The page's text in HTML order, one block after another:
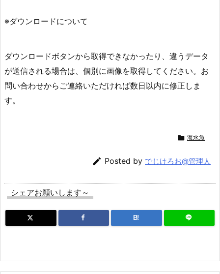
※ダウンロードについて
ダウンロードボタンから取得できなかったり、違うデータ
が送信される場合は、個別に画像を取得してください。お
問い合わせからご連絡いただければ数日以内に修正しま
す。
 海水魚
 Posted by でじけろお@管理人
シェアお願いします～
B!